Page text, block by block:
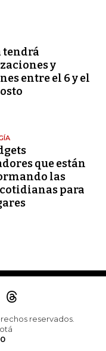
tendrá
y
entre el 6 y el
que están
las
para
reservados.